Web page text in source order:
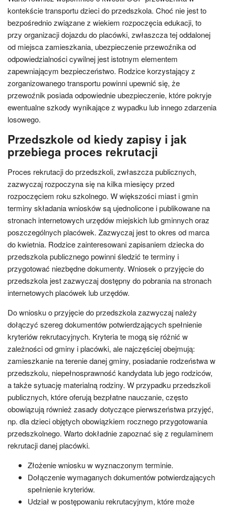
kontekście transportu dzieci do przedszkola. Choć nie jest to
bezpośrednio związane z wiekiem rozpoczęcia edukacji, to
przy organizacji dojazdu do placówki, zwłaszcza tej oddalonej
od miejsca zamieszkania, ubezpieczenie przewoźnika od
odpowiedzialności cywilnej jest istotnym elementem
zapewniającym bezpieczeństwo. Rodzice korzystający z
zorganizowanego transportu powinni upewnić się, że
przewoźnik posiada odpowiednie ubezpieczenie, które pokryje
ewentualne szkody wynikające z wypadku lub innego zdarzenia
losowego.
Przedszkole od kiedy zapisy i jak
przebiega proces rekrutacji
Proces rekrutacji do przedszkoli, zwłaszcza publicznych,
zazwyczaj rozpoczyna się na kilka miesięcy przed
rozpoczęciem roku szkolnego. W większości miast i gmin
terminy składania wniosków są ujednolicone i publikowane na
stronach internetowych urzędów miejskich lub gminnych oraz
poszczególnych placówek. Zazwyczaj jest to okres od marca
do kwietnia. Rodzice zainteresowani zapisaniem dziecka do
przedszkola publicznego powinni śledzić te terminy i
przygotować niezbędne dokumenty. Wniosek o przyjęcie do
przedszkola jest zazwyczaj dostępny do pobrania na stronach
internetowych placówek lub urzędów.
Do wniosku o przyjęcie do przedszkola zazwyczaj należy
dołączyć szereg dokumentów potwierdzających spełnienie
kryteriów rekrutacyjnych. Kryteria te mogą się różnić w
zależności od gminy i placówki, ale najczęściej obejmują:
zamieszkanie na terenie danej gminy, posiadanie rodzeństwa w
przedszkolu, niepełnosprawność kandydata lub jego rodziców,
a także sytuację materialną rodziny. W przypadku przedszkoli
publicznych, które oferują bezpłatne nauczanie, często
obowiązują również zasady dotyczące pierwszeństwa przyjęć,
np. dla dzieci objętych obowiązkiem rocznego przygotowania
przedszkolnego. Warto dokładnie zapoznać się z regulaminem
rekrutacji danej placówki.
Złożenie wniosku w wyznaczonym terminie.
Dołączenie wymaganych dokumentów potwierdzających
spełnienie kryteriów.
Udział w postępowaniu rekrutacyjnym, które może